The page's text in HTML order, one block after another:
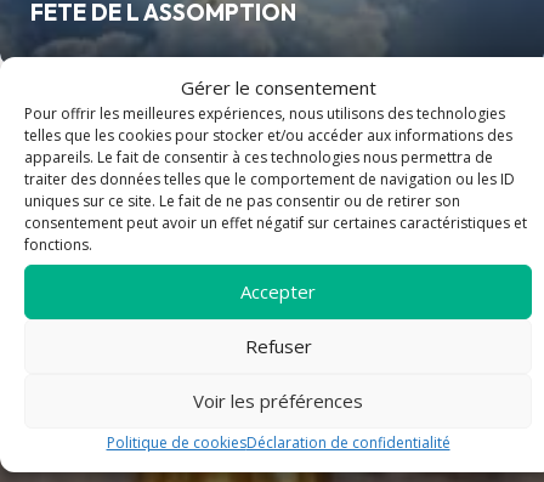
Gérer le consentement
Pour offrir les meilleures expériences, nous utilisons des technologies
telles que les cookies pour stocker et/ou accéder aux informations des
appareils. Le fait de consentir à ces technologies nous permettra de
traiter des données telles que le comportement de navigation ou les ID
uniques sur ce site. Le fait de ne pas consentir ou de retirer son
consentement peut avoir un effet négatif sur certaines caractéristiques et
fonctions.
Accepter
Refuser
Voir les préférences
Politique de cookiesDéclaration de confidentialité
FETE DE L ASSOMPTION
article